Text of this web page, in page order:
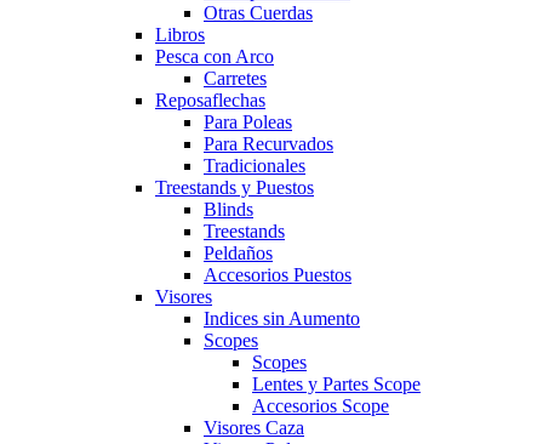
Otras Cuerdas
Libros
Pesca con Arco
Carretes
Reposaflechas
Para Poleas
Para Recurvados
Tradicionales
Treestands y Puestos
Blinds
Treestands
Peldaños
Accesorios Puestos
Visores
Indices sin Aumento
Scopes
Scopes
Lentes y Partes Scope
Accesorios Scope
Visores Caza